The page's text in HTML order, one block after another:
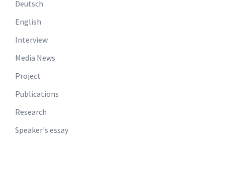
Deutsch
English
Interview
Media News
Project
Publications
Research
Speaker's essay